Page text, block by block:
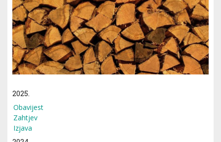
2025.
Obavijest
Zahtjev
Izjava